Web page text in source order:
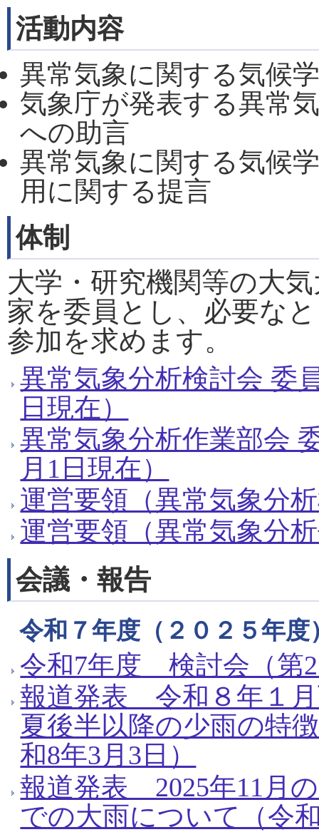
活動内容
異常気象に関する気候
気象庁が発表する異常
への助言
異常気象に関する気候
用に関する提言
体制
大学・研究機関等の大
家を委員とし、必要な
参加を求めます。
異常気象分析検討会 委
日現在）
異常気象分析作業部会
月1日現在）
運営要領（異常気象分
運営要領（異常気象分
会議・報告
令和７年度（２０２５年度
令和7年度 検討会（第
報道発表 令和８年１
夏後半以降の少雨の特
和8年3月3日）
報道発表 2025年11月
での大雨について（令